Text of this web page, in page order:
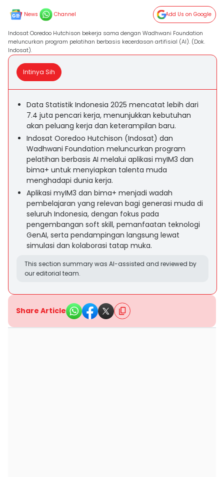
News Channel Add Us on Google
Indosat Ooredoo Hutchison bekerja sama dengan Wadhwani Foundation
meluncurkan program pelatihan berbasis kecerdasan artifisial (AI). (Dok.
Indosat).
Intinya Sih
Data Statistik Indonesia 2025 mencatat lebih dari
7.4 juta pencari kerja, menunjukkan kebutuhan
akan peluang kerja dan keterampilan baru.
Indosat Ooredoo Hutchison (Indosat) dan
Wadhwani Foundation meluncurkan program
pelatihan berbasis AI melalui aplikasi myIM3 dan
bima+ untuk menyiapkan talenta muda
menghadapi dunia kerja.
Aplikasi myIM3 dan bima+ menjadi wadah
pembelajaran yang relevan bagi generasi muda di
seluruh Indonesia, dengan fokus pada
pengembangan soft skill, pemanfaatan teknologi
GenAI, serta pendampingan langsung lewat
simulasi dan kolaborasi tatap muka.
This section summary was AI-assisted and reviewed by
our editorial team.
Share Article